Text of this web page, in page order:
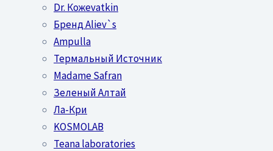
Dr. Кожеvatkin
Бренд Aliev`s
Ampulla
Термальный Источник
Madame Safran
Зеленый Алтай
Ла-Кри
KOSMOLAB
Teana laboratories